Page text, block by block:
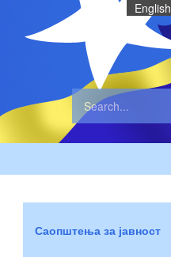
English
Саопштења за јавност